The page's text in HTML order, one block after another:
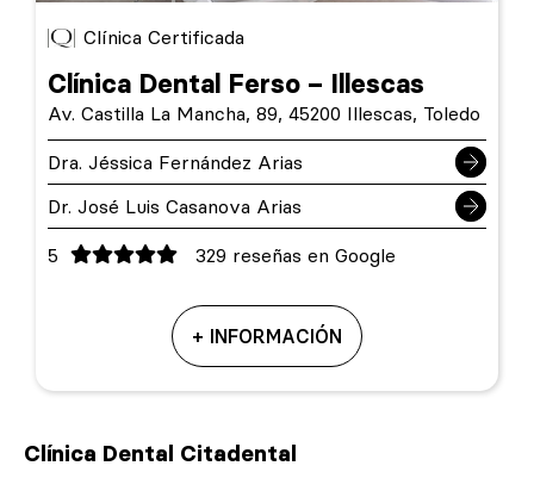
Clínica Certificada
Clínica Dental Ferso – Illescas
Av. Castilla La Mancha, 89, 45200 Illescas, Toledo
Dra. Jéssica Fernández Arias
Dr. José Luis Casanova Arias
5 329 reseñas en Google
+ INFORMACIÓN
Clínica Dental Citadental